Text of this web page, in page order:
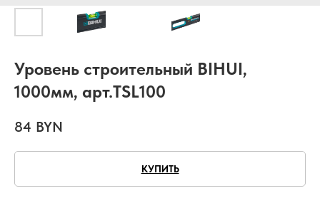
Уровень строительный BIHUI,
1000мм, арт.TSL100
84 BYN
КУПИТЬ